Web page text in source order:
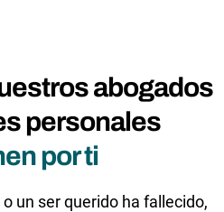
abogados
personales
por ti
un ser querido ha fallecido,